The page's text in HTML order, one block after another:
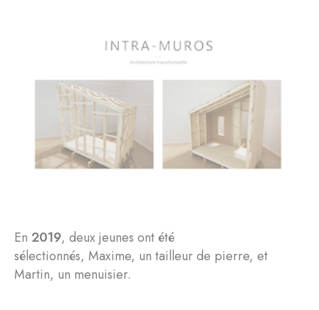
En 2019, deux jeunes ont été
sélectionnés, Maxime, un tailleur de pierre, et
Martin, un menuisier.